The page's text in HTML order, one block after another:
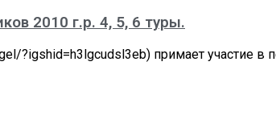
2010 г.р. 4, 5, 6 туры.
?igshid=h3lgcudsl3eb) примает участие в